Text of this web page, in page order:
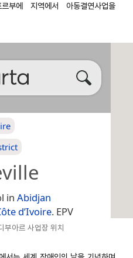
부에 지역에서 아동결연사업을
부아르 사업장 위치